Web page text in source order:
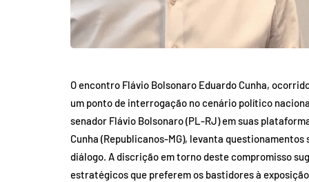
O encontro Flávio Bolsonaro Eduardo Cunha,
um ponto de interrogação no cenário político
senador Flávio Bolsonaro (PL-RJ) em suas
Cunha (Republicanos-MG), levanta
diálogo. A discrição em torno deste compromisso
estratégicos que preferem os bastidores à